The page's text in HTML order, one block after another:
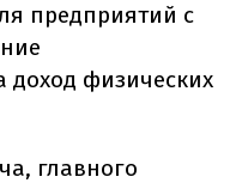
предприятий с
доход физических
главного